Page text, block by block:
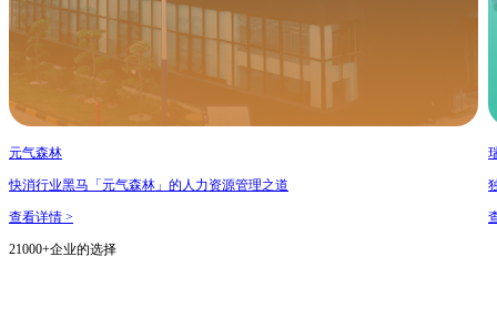
元气森林
快消行业黑马「元气森林」的人力资源管理之道
查看详情 >
21000+企业的选择